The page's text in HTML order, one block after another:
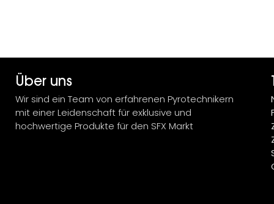
Über uns
Wir sind ein Team von erfahrenen Pyrotechnikern
mit einer Leidenschaft für exklusive und
hochwertige Produkte für den SFX Markt